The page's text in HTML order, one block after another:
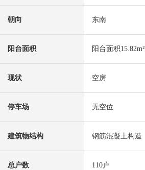
朝向 东南
阳台面积 阳台面积15.82m²
现状 空房
停车场 无空位
建筑物结构 钢筋混凝土构造
总户数 110户